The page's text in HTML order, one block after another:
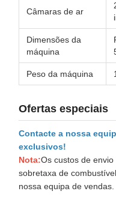
Câmaras de ar
Dimensões da
máquina
Peso da máquina
Ofertas especiais
Contacte a nossa
exclusivos!
Nota:Os custos de
sobretaxa de
nossa equipa de vendas.